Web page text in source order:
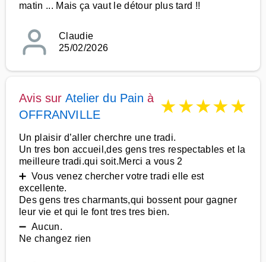
matin ... Mais ça vaut le détour plus tard !!
Claudie
25/02/2026
Avis sur Atelier du Pain à
OFFRANVILLE
★★★★★
Un plaisir d’aller cherchre une tradi.
Un tres bon accueil,des gens tres respectables et la
meilleure tradi.qui soit.Merci a vous 2
➕ Vous venez chercher votre tradi elle est
excellente.
Des gens tres charmants,qui bossent pour gagner
leur vie et qui le font tres tres bien.
➖ Aucun.
Ne changez rien